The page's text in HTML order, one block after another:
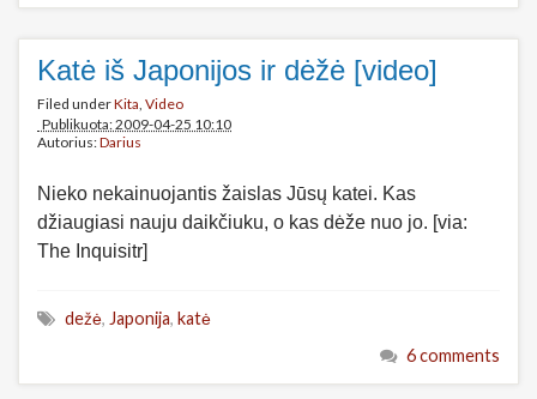
Katė iš Japonijos ir dėžė [video]
Filed underKita, Video
Publikuota: 2009-04-25 10:10
Autorius:Darius
Nieko nekainuojantis žaislas Jūsų katei. Kas
džiaugiasi nauju daikčiuku, o kas dėže nuo jo. [via:
The Inquisitr]
dežė, Japonija, katė
6 comments